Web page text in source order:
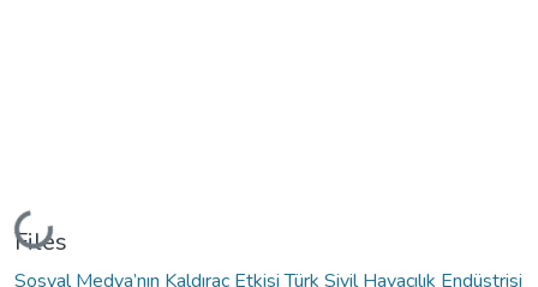
Loading...
Files
Sosyal Medya’nın Kaldıraç Etkisi Türk Sivil Havacılık Endüstrisi